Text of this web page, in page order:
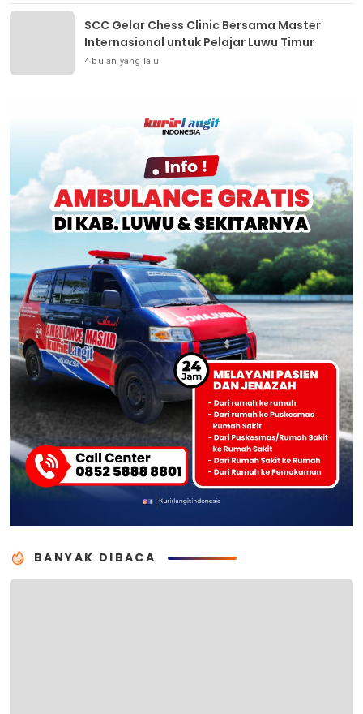
SCC Gelar Chess Clinic Bersama Master
Internasional untuk Pelajar Luwu Timur
4 bulan yang lalu
BANYAK DIBACA